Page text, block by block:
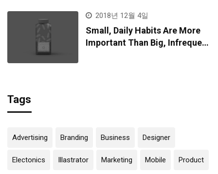
2018년 12월 4일
Small, Daily Habits Are More
Important Than Big, Infrequent
Tags
Advertising Branding Business Designer
Electonics Illastrator Marketing Mobile Product